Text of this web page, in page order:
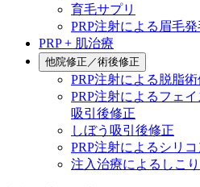
育毛サプリ
PRP注射による眉毛
PRP + 肌治療
他院修正／術後修正
PRP注射による脱脂術
PRP注射によるフェ
吸引後修正
しぼう吸引後修正
PRP注射によるシリ
注入治療によるしこ